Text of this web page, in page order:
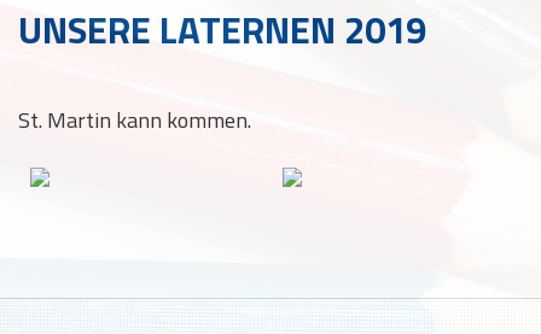
UNSERE LATERNEN 2019
St. Martin kann kommen.